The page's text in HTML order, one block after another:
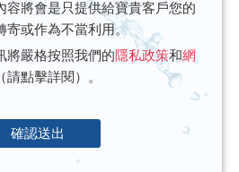
容將會是只提供給寶貴客戶您的
寄或作為不當利用。
將嚴格按照我們的隱私政策和網
請點擊詳閱）。
確認送出